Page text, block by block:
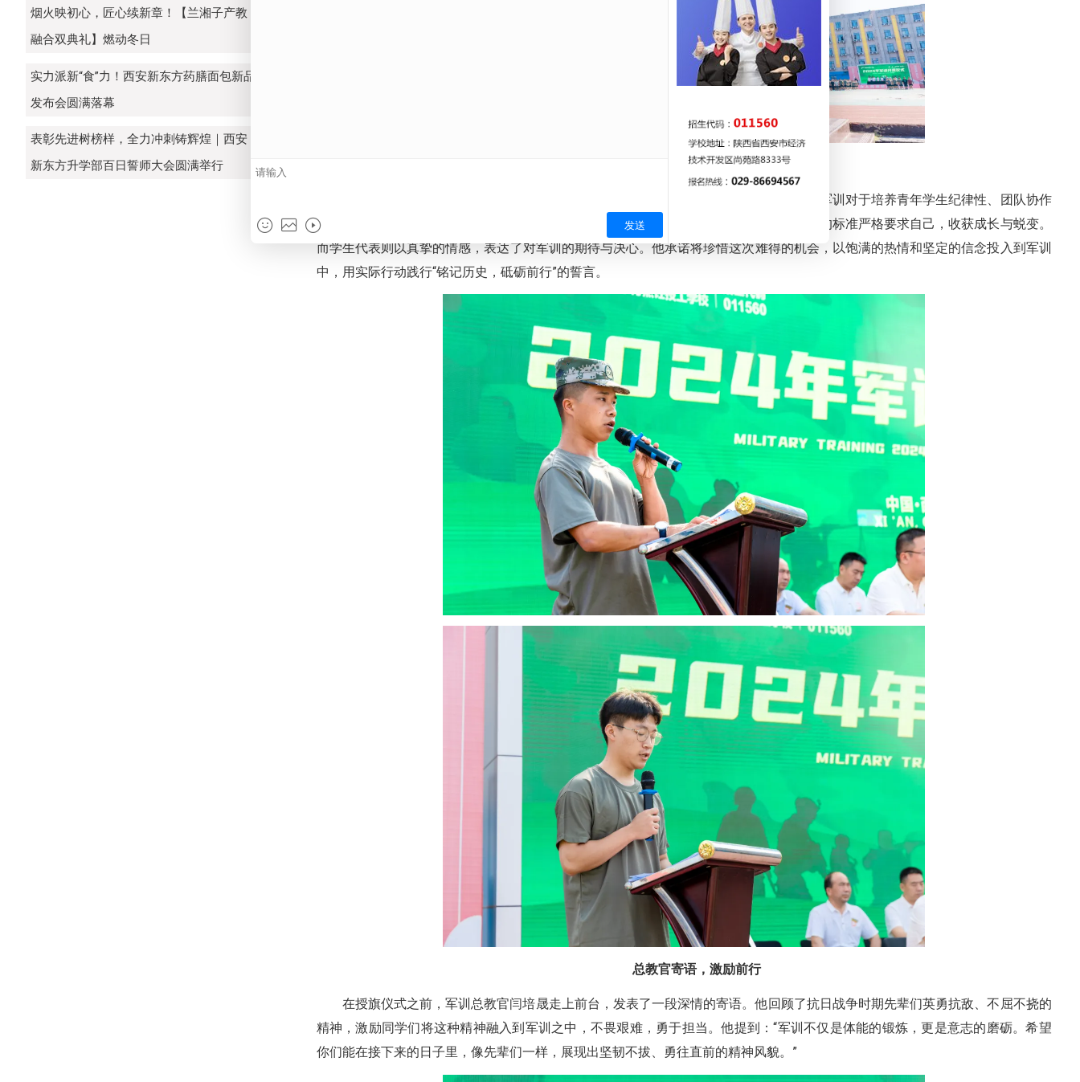
烟火映初心，匠心续新章！【兰湘子产教
融合双典礼】燃动冬日
实力派新“食”力！西安新东方药膳面包新品
发布会圆满落幕
表彰先进树榜样，全力冲刺铸辉煌｜西安
新东方升学部百日誓师大会圆满举行
代表致辞，砥砺奋进
随后，军训教官代表与新生代表分别上台致辞。教官代表以铿锵有力的声音，强调了军训对于培养青年学生纪律性、团队协作
能力和吃苦耐劳精神的重要性。他鼓励同学们在军训中勇于挑战自我，超越极限，以军人的标准严格要求自己，收获成长与蜕变。
而学生代表则以真挚的情感，表达了对军训的期待与决心。他承诺将珍惜这次难得的机会，以饱满的热情和坚定的信念投入到军训
中，用实际行动践行“铭记历史，砥砺前行”的誓言。
总教官寄语，激励前行
在授旗仪式之前，军训总教官闫培晟走上前台，发表了一段深情的寄语。他回顾了抗日战争时期先辈们英勇抗敌、不屈不挠的
精神，激励同学们将这种精神融入到军训之中，不畏艰难，勇于担当。他提到：“军训不仅是体能的锻炼，更是意志的磨砺。希望
你们能在接下来的日子里，像先辈们一样，展现出坚韧不拔、勇往直前的精神风貌。”